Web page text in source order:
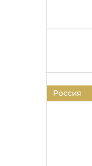
Россия